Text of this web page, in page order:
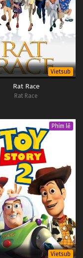
Vietsub
Rat Race
Rat Race
Phim lẻ
Vietsub